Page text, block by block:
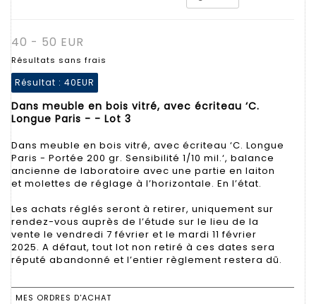
40 - 50 EUR
Résultats sans frais
Résultat : 40EUR
Dans meuble en bois vitré, avec écriteau ‘C.
Longue Paris - - Lot 3
Dans meuble en bois vitré, avec écriteau ‘C. Longue
Paris - Portée 200 gr. Sensibilité 1/10 mil.‘, balance
ancienne de laboratoire avec une partie en laiton
et molettes de réglage à l’horizontale. En l’état.
Les achats réglés seront à retirer, uniquement sur
rendez-vous auprès de l’étude sur le lieu de la
vente le vendredi 7 février et le mardi 11 février
2025. A défaut, tout lot non retiré à ces dates sera
réputé abandonné et l’entier règlement restera dû.
MES ORDRES D'ACHAT